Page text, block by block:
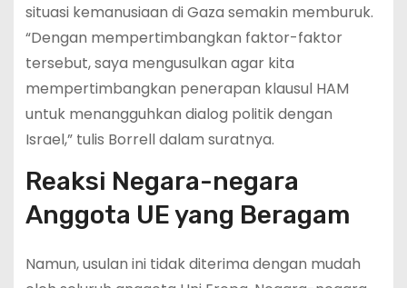
situasi kemanusiaan di Gaza semakin memburuk.
“Dengan mempertimbangkan faktor-faktor
tersebut, saya mengusulkan agar kita
mempertimbangkan penerapan klausul HAM
untuk menangguhkan dialog politik dengan
Israel,” tulis Borrell dalam suratnya.
Reaksi Negara-negara
Anggota UE yang Beragam
Namun, usulan ini tidak diterima dengan mudah